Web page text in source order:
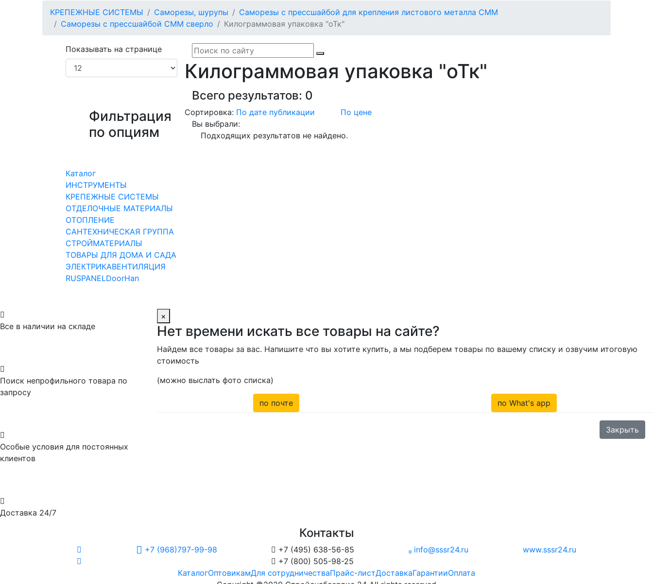
КРЕПЕЖНЫЕ СИСТЕМЫ Саморезы, шурупы
Саморезы с прессшайбой для крепления листового металла СММ
Саморезы с прессшайбой СММ сверло
Килограммовая упаковка "оТк"
Килограммовая упаковка "оТк"
Всего результатов: 0
Сортировка: По дате публикации
По цене
Вы выбрали:
Подходящих результатов не найдено.
Показывать на странице
Фильтрация
по опциям
Каталог
ИНСТРУМЕНТЫ
КРЕПЕЖНЫЕ СИСТЕМЫ
ОТДЕЛОЧНЫЕ МАТЕРИАЛЫ
ОТОПЛЕНИЕ
САНТЕХНИЧЕСКАЯ ГРУППА
СТРОЙМАТЕРИАЛЫ
ТОВАРЫ ДЛЯ ДОМА И САДА
ЭЛЕКТРИКАВЕНТИЛЯЦИЯ
RUSPANELDoorHan

Все в наличии на складе

Поиск непрофильного товара по
запросу

Особые условия для постоянных
клиентов

Доставка 24/7
×
Нет времени искать все товары на сайте?
Найдем все товары за вас. Напишите что вы хотите купить, а мы подберем товары по вашему списку и озвучим итоговую
стоимость
(можно выслать фото списка)
по почте по What's app
Закрыть
Контакты
+7 (968)797-99-98  +7 (495) 638-56-85
 +7 (800) 505-98-25
 info@sssr24.ru www.sssr24.ru
КаталогОптовикамДля сотрудничестваПрайс-листДоставкаГарантииОплата